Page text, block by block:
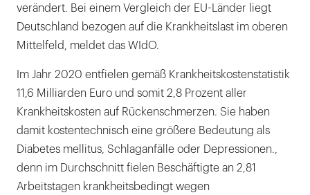
verändert. Bei einem Vergleich der EU-Länder liegt
Deutschland bezogen auf die Krankheitslast im oberen
Mittelfeld, meldet das WIdO.
Im Jahr 2020 entfielen gemäß Krankheitskostenstatistik
11,6 Milliarden Euro und somit 2,8 Prozent aller
Krankheitskosten auf Rückenschmerzen. Sie haben
damit kostentechnisch eine größere Bedeutung als
Diabetes mellitus, Schlaganfälle oder Depressionen.,
denn im Durchschnitt fielen Beschäftigte an 2,81
Arbeitstagen krankheitsbedingt wegen